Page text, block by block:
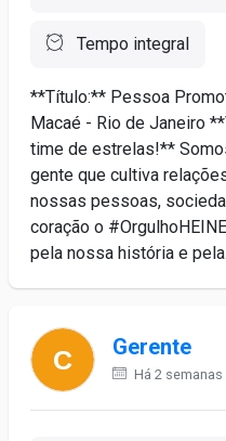
Tempo integral
**Título:** Pessoa
Macaé - Rio de Janeiro
time de estrelas!**
gente que cultiva
nossas pessoas,
coração o
pela nossa história e
Gerente
Há 2 semanas